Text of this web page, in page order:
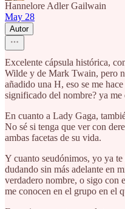
Hannelore Adler Gailwain
May 28
Autor
Excelente cápsula histórica,
Wilde y de Mark Twain, pero
añadido una H, eso se me
significado del nombre? ya me
En cuanto a Lady Gaga,
No sé si tenga que ver con
ambas facetas de su vida.
Y cuanto seudónimos, yo ya
dudando sin más adelante en
verdadero nombre, o sigo con
me conocen en el grupo en el